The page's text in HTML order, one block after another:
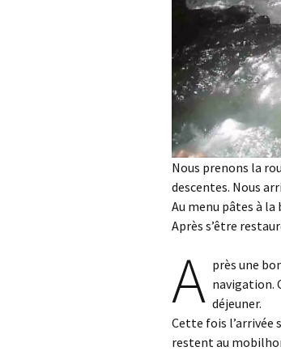
Nous prenons la
descentes. Nous
Au menu pâtes à
Après s’être
A près une
navigation.
déjeuner.
Cette fois l’arrivée
restent au